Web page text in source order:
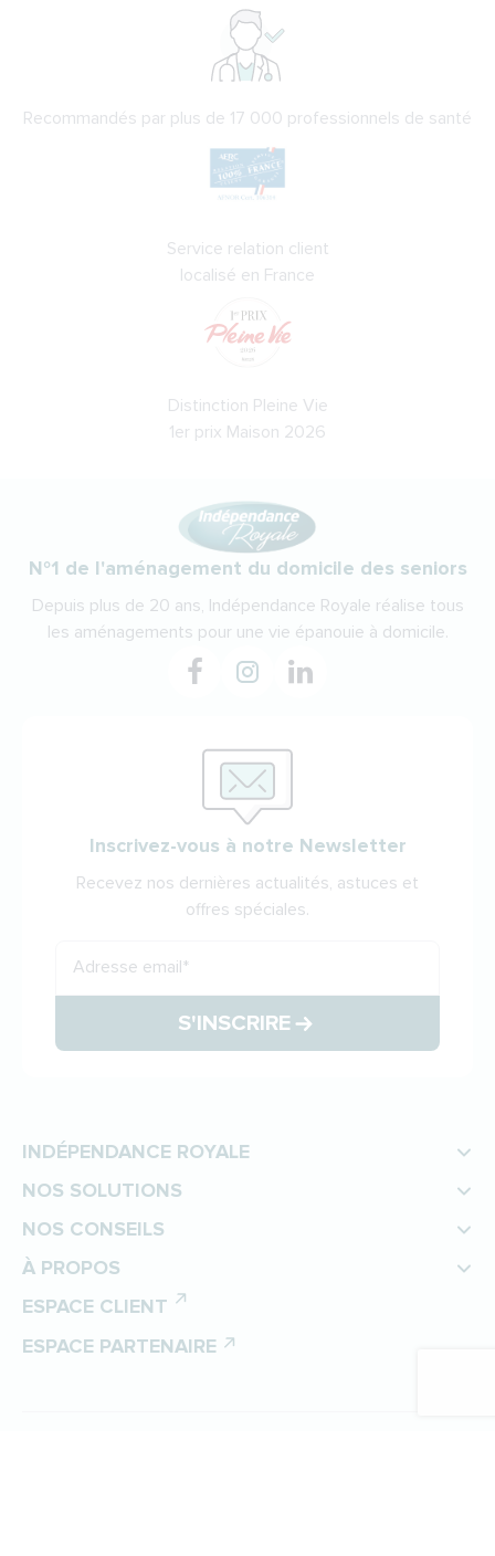
Recommandés par plus de 17 000 professionnels de santé
Service relation client
localisé en France
Distinction Pleine Vie
1er prix Maison 2026
N°1 de l'aménagement du domicile des seniors
Depuis plus de 20 ans, Indépendance Royale réalise tous
les aménagements pour une vie épanouie à domicile.
Inscrivez-vous à notre Newsletter
Recevez nos dernières actualités, astuces et
offres spéciales.
Adresse email*
S'INSCRIRE
INDÉPENDANCE ROYALE
NOS SOLUTIONS
NOS CONSEILS
À PROPOS
ESPACE CLIENT
ESPACE PARTENAIRE